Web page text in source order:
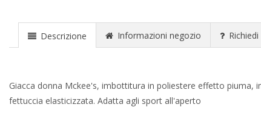
Descrizione Informazioni negozio
Giacca donna Mckee's, imbottitura in poliestere effetto piuma,
fettuccia elasticizzata. Adatta agli sport all'aperto